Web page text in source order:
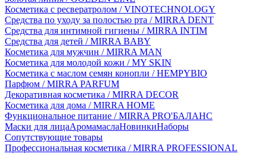
Косметика с ресвератролом / VINOTECHNOLOGY
Средства по уходу за полостью рта / MIRRA DENT
Средства для интимной гигиены / MIRRA INTIM
Средства для детей / MIRRA BABY
Косметика для мужчин / MIRRA MAN
Косметика для молодой кожи / MY SKIN
Косметика с маслом семян конопли / HEMPYBIO
Парфюм / MIRRA PARFUM
Декоративная косметика / MIRRA DECOR
Косметика для дома / MIRRA HOME
Функциональное питание / MIRRA PRO'БАЛАНС
Маски для лицаАромамаслаНовинкиНаборы
Сопутствующие товары
Профессиональная косметика / MIRRA PROFESSIONAL